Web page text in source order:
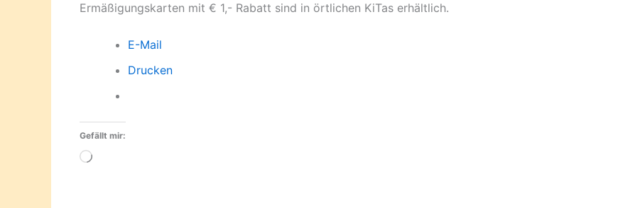
Ermäßigungskarten mit € 1,- Rabatt sind in örtlichen KiTas erhältlich.
E-Mail
Drucken
Gefällt mir:
Wird